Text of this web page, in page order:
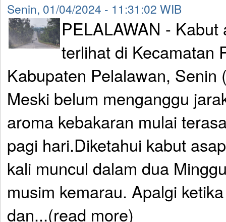
Senin, 01/04/2024 - 11:31:02 WIB
PELALAWAN -
terlihat di Kecamatan
Kabupaten Pelalawan, Senin
Meski belum menganggu
aroma kebakaran mulai
pagi hari.Diketahui kabut
kali muncul dalam dua
musim kemarau. Apalgi
dan...(read more)